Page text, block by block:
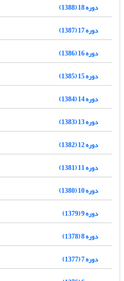
دوره 18 (1388)
دوره 17 (1387)
دوره 16 (1386)
دوره 15 (1385)
دوره 14 (1384)
دوره 13 (1383)
دوره 12 (1382)
دوره 11 (1381)
دوره 10 (1380)
دوره 9 (1379)
دوره 8 (1378)
دوره 7 (1377)